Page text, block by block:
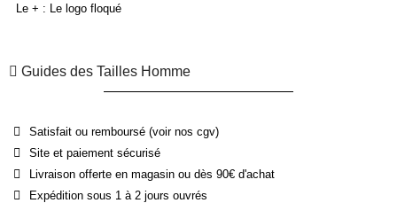
Le + : Le logo floqué
Guides des Tailles Homme
Satisfait ou remboursé (voir nos cgv)
Site et paiement sécurisé
Livraison offerte en magasin ou dès 90€ d'achat
Expédition sous 1 à 2 jours ouvrés